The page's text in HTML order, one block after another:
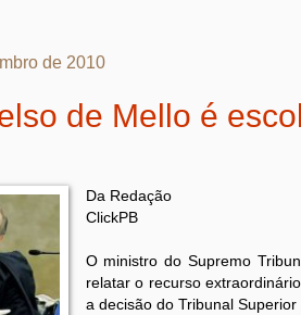
de 2010
de Mello é
Da Redação
ClickPB
O ministro do Supremo
relatar o recurso
a decisão do Tribunal